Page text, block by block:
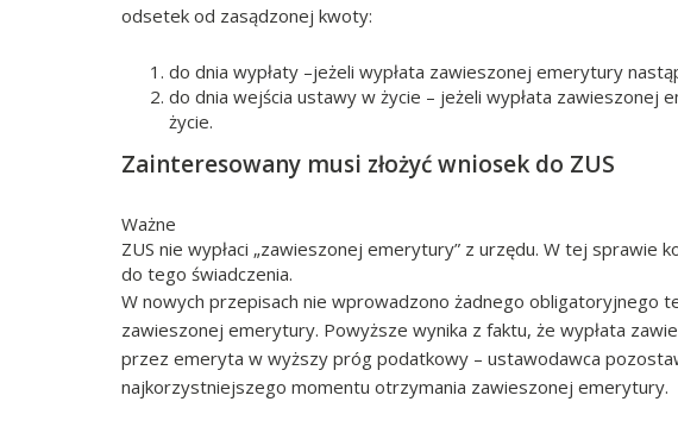
odsetek od zasądzonej kwoty:
do dnia wypłaty –jeżeli wypłata zawieszonej emerytury
do dnia wejścia ustawy w życie – jeżeli wypłata zawieszonej
życie.
Zainteresowany musi złożyć wniosek do ZUS
Ważne
ZUS nie wypłaci „zawieszonej emerytury” z urzędu. W tej sprawie
do tego świadczenia.
W nowych przepisach nie wprowadzono żadnego obligatoryjnego
zawieszonej emerytury. Powyższe wynika z faktu, że wypłata
przez emeryta w wyższy próg podatkowy – ustawodawca
najkorzystniejszego momentu otrzymania zawieszonej emerytury.